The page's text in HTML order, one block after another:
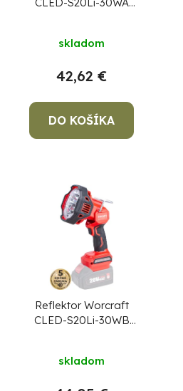
1000/2000/3000 lm
skladom
42,62 €
DO KOŠÍKA
Reflektor Worcraft
CLED-S20Li-30WB
800/1500/2500 lm
skladom